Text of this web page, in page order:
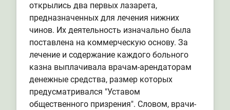
открылись два первых лазарета,
предназначенных для лечения нижних
чинов. Их деятельность изначально была
поставлена на коммерческую основу. За
лечение и содержание каждого больного
казна выплачивала врачам-арендаторам
денежные средства, размер которых
предусматривался "Уставом
общественного призрения". Словом, врачи-